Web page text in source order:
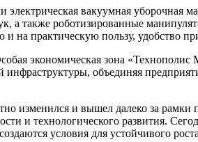
электрическая вакуумная уборочная
а также роботизированные
и на практическую пользу, удобство
экономическая зона
объединяя
изменился и вышел далеко за
и технологического развития.
условия для устойчивого